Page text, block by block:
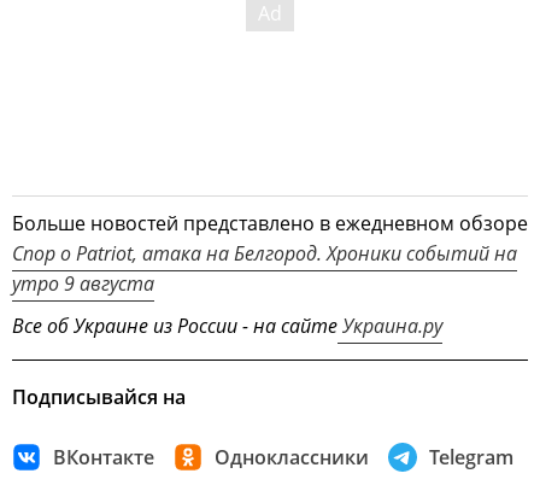
Больше новостей представлено в ежедневном обзоре
Спор о Patriot, атака на Белгород. Хроники событий на
утро 9 августа
Все об Украине из России - на сайтеУкраина.ру
Подписывайся на
ВКонтакте Одноклассники Telegram